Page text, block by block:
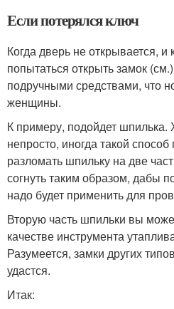
Если потерялся ключ
Когда дверь не открывается,
попытаться открыть замок
подручными средствами, что
женщины.
К примеру, подойдет шпилька.
непросто, иногда такой
разломать шпильку на две
согнуть таким образом, дабы
надо будет применить для
Вторую часть шпильки вы
качестве инструмента
Разумеется, замки других
удастся.
Итак: